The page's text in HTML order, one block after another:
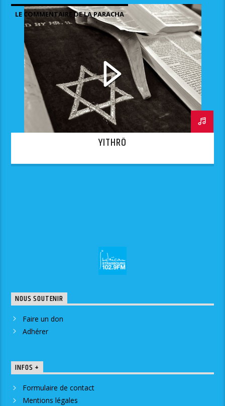
LE COMMENTAIRE DE LA PARACHA
YITHRÔ
NOUS SOUTENIR
Faire un don
Adhérer
INFOS +
Formulaire de contact
Mentions légales